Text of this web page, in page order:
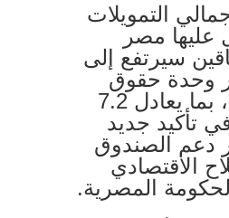
التمويلات
مصر
سيرتفع إلى
مليار وحدة حقوق
سحب خاصة، بما يعادل 7.2
تأكيد جديد
دعم الصندوق
الاقتصادي
المصرية.